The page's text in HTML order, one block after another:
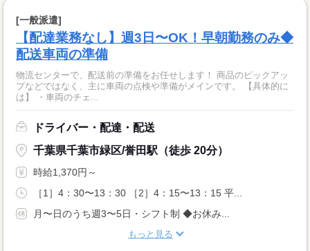
[一般派遣]
【配達業務なし】週3日〜OK！早朝勤務のみ◆
配送車両の準備
物流センターで、配送前の準備をお任せします！ 商品のピックアッ
プなどではなく、主に車両の点検や準備がメインです。 【具体的に
は】 ・車両のチェ...
ドライバー・配達・配送
千葉県千葉市緑区/誉田駅（徒歩 20分）
時給1,370円～
［1］4：30〜13：30 ［2］4：15〜13：15 平...
月〜日のうち週3〜5日・シフト制 ◆お休み...
もっと見る